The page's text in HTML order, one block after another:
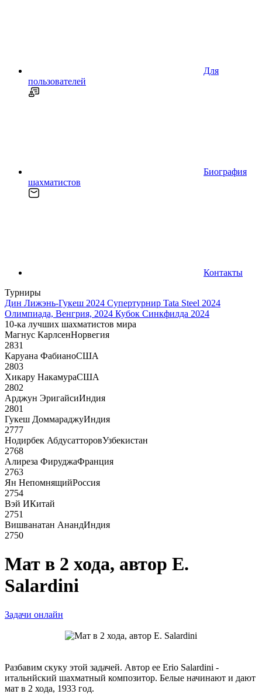
Для
пользователей
Биография
шахматистов
Контакты
Турниры
Дин Лижэнь-Гукеш 2024 Супертурнир Tata Steel 2024
Олимпиада, Венгрия, 2024 Кубок Синкфилда 2024
10-ка лучших шахматистов мира
Магнус КарлсенНорвегия
2831
Каруана ФабианоСША
2803
Хикару НакамураСША
2802
Арджун ЭригайсиИндия
2801
Гукеш ДоммараджуИндия
2777
Нодирбек АбдусатторовУзбекистан
2768
Алиреза ФируджаФранция
2763
Ян НепомнящийРоссия
2754
Вэй ИКитай
2751
Вишванатан АнандИндия
2750
Мат в 2 хода, автор E.
Salardini
Задачи онлайн
Разбавим скуку этой задачей. Автор ее Erio Salardini -
итальнйский шахматный композитор. Белые начинают и дают
мат в 2 хода, 1933 год.